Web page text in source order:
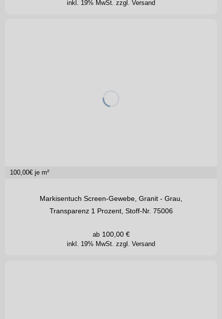
inkl. 19% MwSt. zzgl. Versand
100,00€ je m²
Markisentuch Screen-Gewebe, Granit - Grau,
Transparenz 1 Prozent, Stoff-Nr. 75006
inkl. 19% MwSt. zzgl. Versand
ab 100,00€